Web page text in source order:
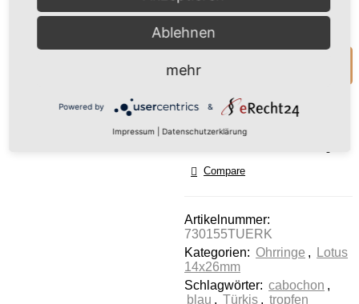
Ihren Aktivitäten
sammeln. Bitte
Nicht vorrätig
Compare
Artikelnummer:
730155TUERK
Kategorien: Ohrringe ,
Lotus
14x26mm
Schlagwörter: cabochon ,
blau , Türkis , tropfen
Ablehnen
mehr
Powered by &
Impressum Datenschutzerklärung